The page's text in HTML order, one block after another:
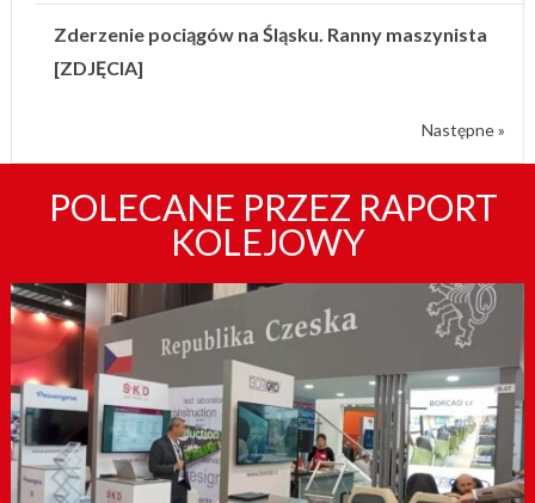
Zderzenie pociągów na Śląsku. Ranny maszynista
[ZDJĘCIA]
Następne »
POLECANE PRZEZ RAPORT
KOLEJOWY